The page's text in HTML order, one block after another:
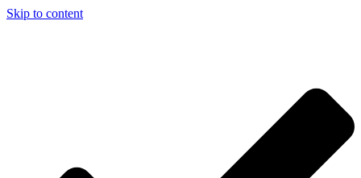
Skip to content